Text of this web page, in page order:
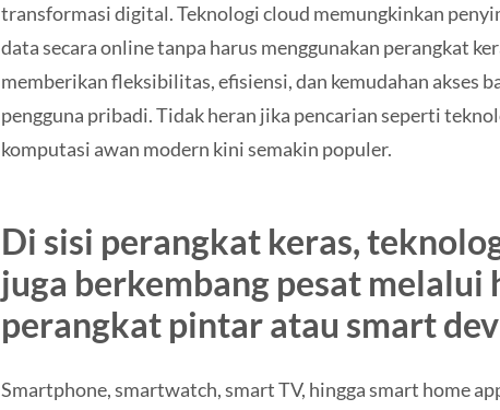
transformasi digital. Teknologi cloud memungkinkan
data secara online tanpa harus menggunakan perangkat
memberikan fleksibilitas, efisiensi, dan kemudahan akses
pengguna pribadi. Tidak heran jika pencarian seperti
komputasi awan modern kini semakin populer.
Di sisi perangkat keras,
juga berkembang pesat melalui
perangkat pintar atau smart
Smartphone, smartwatch, smart TV, hingga smart home